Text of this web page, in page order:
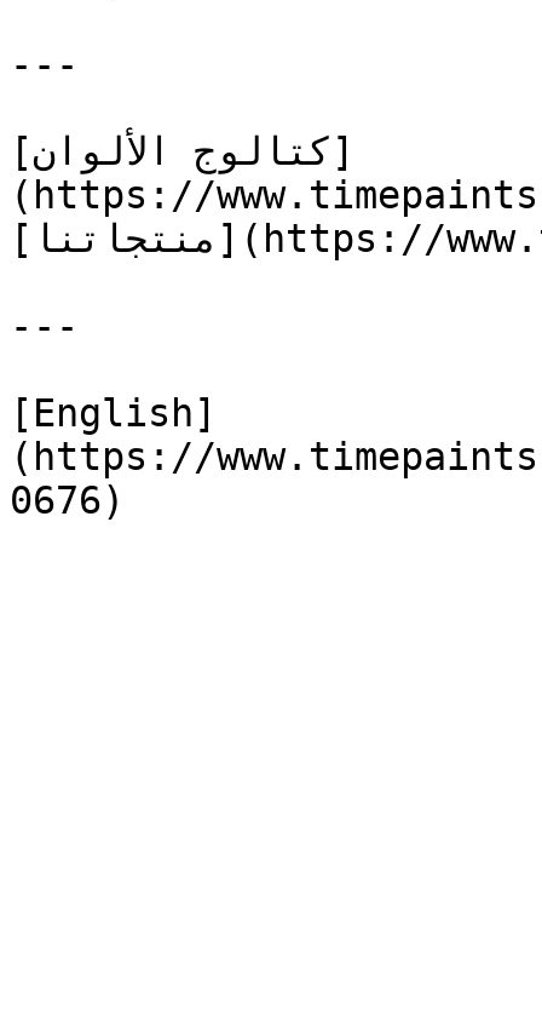
---
[كتالوج الألوان]
(https://
[منتجاتنا](https://www.timepaints.com/ar/products)
---
[English]
(https://
0676)